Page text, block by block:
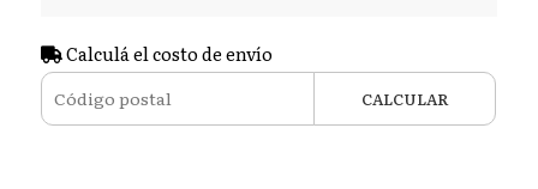
Calculá el costo de envío
CALCULAR